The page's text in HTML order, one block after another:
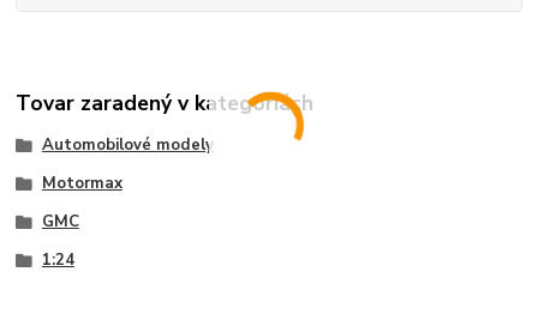
Tovar zaradený v kategóriách
Automobilové modely
Motormax
GMC
1:24